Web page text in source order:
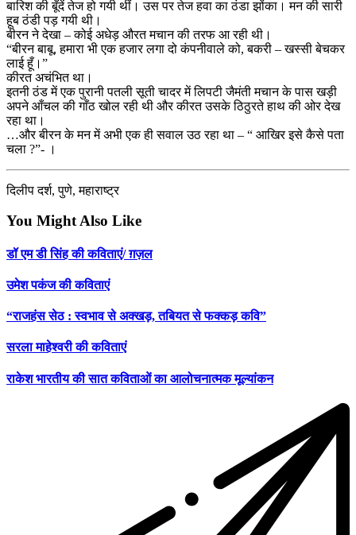
बारिश की बूँदें तेज हो गयी थीं। उस पर तेज हवा का ठंडा झोंका। मन की सारी
हूब ठंडी पड़ गयी थी।
बीरन ने देखा – कोई अधेड़ औरत मचान की तरफ आ रही थी।
“बीरन बाबू, हमारा भी एक हजार लगा दो कंपनीवाले को, बकरी – खस्सी बेचकर
लाई हूँ।”
कीरत अचंभित था।
इतनी ठंड में एक पुरानी पतली सूती चादर में लिपटी जैमंती मचान के पास खड़ी
अपने आँचल की गाँठ खोल रही थी और कीरत उसके ठिठुरते हाथ की ओर देख
रहा था।
…और बीरन के मन में अभी एक ही सवाल उठ रहा था – “ आखिर इसे कैसे पता
चला ?”- ।
दिलीप दर्श, पुणे, महाराष्ट्र
You Might Also Like
डॉ एम डी सिंह की कविताएं/ ग़ज़ल
उमेश पकंज की कविताएं
“राजहंस सेठ : स्वभाव से अक्खड़, तबियत से फक्कड़ कवि”
सरला माहेश्वरी की कविताएं
राकेश भारतीय की सात कविताओं का आलोचनात्मक मूल्यांकन